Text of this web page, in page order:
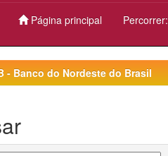
Página principal Percorrer:
- Banco do Nordeste do Brasil